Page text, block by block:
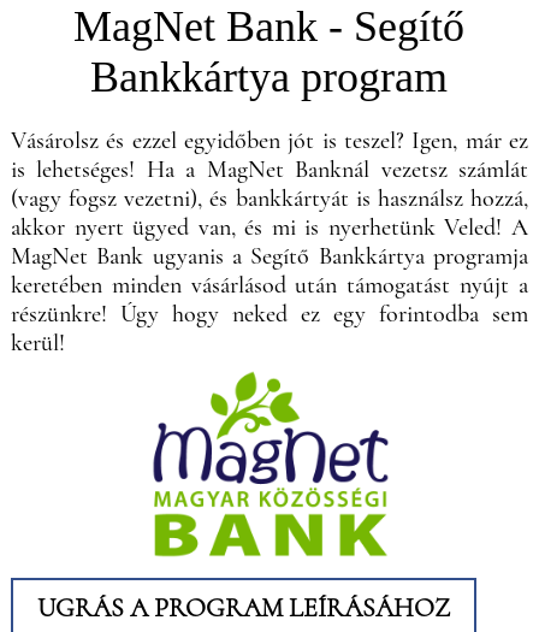
MagNet Bank - Segítő
Bankkártya program
Vásárolsz és ezzel egyidőben jót is teszel? Igen, már ez
is lehetséges! Ha a MagNet Banknál vezetsz számlát
(vagy fogsz vezetni), és bankkártyát is használsz hozzá,
akkor nyert ügyed van, és mi is nyerhetünk Veled! A
MagNet Bank ugyanis a Segítő Bankkártya programja
keretében minden vásárlásod után támogatást nyújt a
részünkre! Úgy hogy neked ez egy forintodba sem
kerül!
UGRÁS A PROGRAM LEÍRÁSÁHOZ